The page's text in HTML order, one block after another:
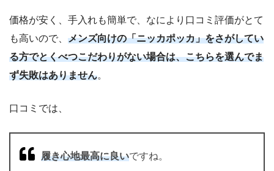
価格が安く、手入れも簡単で、なにより口コミ評価がとて
も高いので、 メンズ向けの「ニッカポッカ」をさがしてい
る方でとくべつこだわりがない場合は、こちらを選んでま
ず失敗はありません。
口コミでは、
履き心地最高に良いですね。